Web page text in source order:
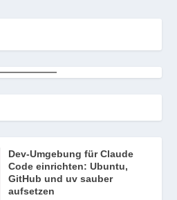
Dev-Umgebung für Claude
Code einrichten: Ubuntu,
GitHub und uv sauber
aufsetzen